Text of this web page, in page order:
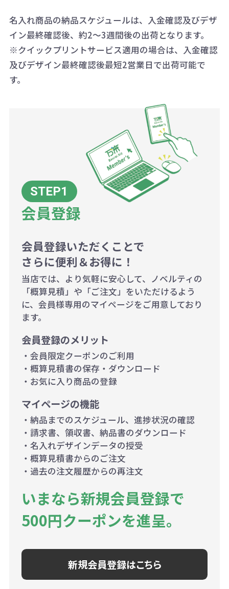
AM10:00～PM5:00（土・日・祝日を
除く平日）
一方、数量が少なく一定数に満たな
い場合は、単価計算ではなく、印刷
代の基本料金を一式頂戴する場合が
ございます。
商品や印刷方法によって異なります
ので、予めご了承ください。
例：200個未満（1式：18,000円）
200個~499個の場合：42円（1個
当たり）
500個~999個の場合：35円（1個
1,000個以上：28円（1個当た
り）
お急ぎの場合、ご相談ください。最
大限努力いたします。
詳細はこちらご確認ください。
配送について
名入れ商品の納品スケジュールは、入金確認及びデザ
イン最終確認後、約2～3週間後の出荷となります。
※クイックプリントサービス適用の場合は、入金確認
及びデザイン最終確認後最短2営業日で出荷可能で
す。
会員登録
会員登録いただくことで
さらに便利＆お得に！
当店では、より気軽に安心して、ノベルティの
「概算見積」や「ご注文」をいただけるよう
に、会員様専用のマイページをご用意しており
ます。
会員登録のメリット
・会員限定クーポンのご利用
・概算見積書の保存・ダウンロード
・お気に入り商品の登録
マイページの機能
・納品までのスケジュール、進捗状況の確認
・請求書、領収書、納品書のダウンロード
・名入れデザインデータの授受
・概算見積書からのご注文
・過去の注文履歴からの再注文
いまなら新規会員登録で
500円クーポンを進呈。
新規会員登録はこちら